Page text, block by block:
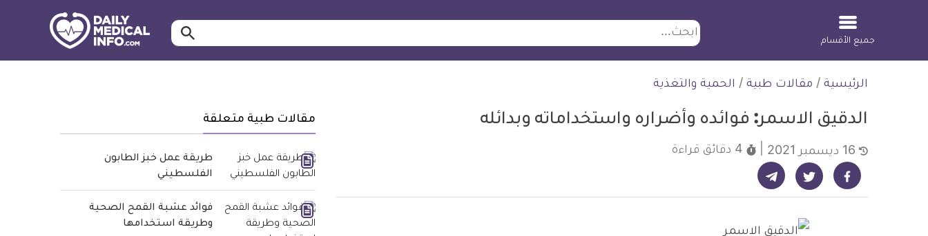
ابحث ابحث…
جميع الأقسام
الرئيسية / مقالات طبية / الحمية والتغذية
الدقيق الاسمر: فوائده وأضراره واستخداماته وبدائله
4 دقائق قراءة
شارك على فيسبوك - ديلي ميديكال انفو شارك على تويتر - ديلي ميديكال انفو شارك على تيليجرام - ديلي ميديكال انفو
مقالات طبية متعلقة
طريقة عمل خبز الطابون
الفلسطيني
فوائد عشبة القمح الصحية
وطريقة استخدامها